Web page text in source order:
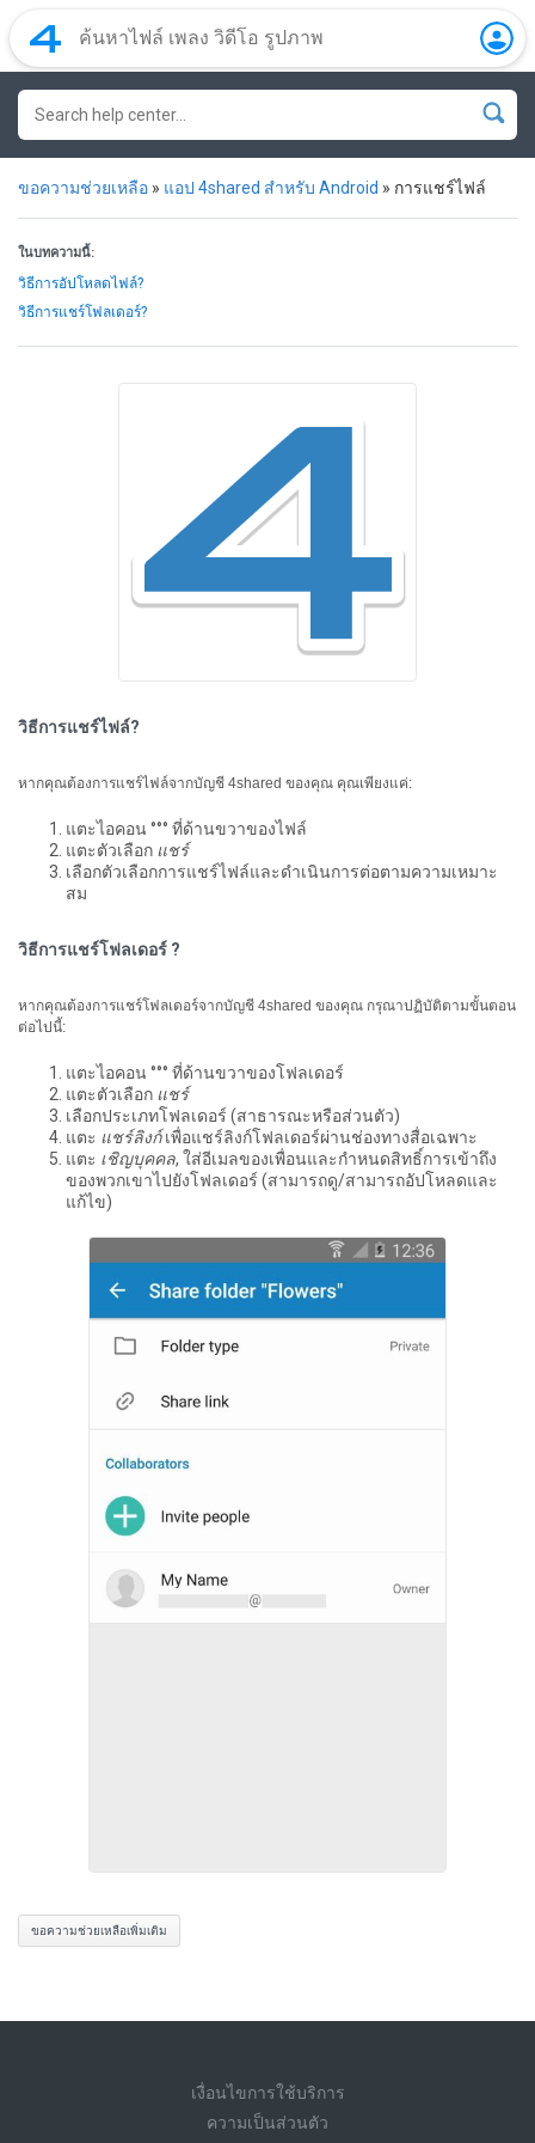
ขอความช่วยเหลือ » แอป 4shared สำหรับ Android » การแชร์ไฟล์
ในบทความนี้:
วิธีการอัปโหลดไฟล์?
วิธีการแชร์โฟลเดอร์?
วิธีการแชร์ไฟล์?
หากคุณต้องการแชร์ไฟล์จากบัญชี 4shared ของคุณ คุณเพียงแค่:
แตะไอคอน °°° ที่ด้านขวาของไฟล์
แตะตัวเลือก แชร์
เลือกตัวเลือกการแชร์ไฟล์และดำเนินการต่อตามความเหมาะ
สม
วิธีการแชร์โฟลเดอร์ ?
หากคุณต้องการแชร์โฟลเดอร์จากบัญชี 4shared ของคุณ กรุณาปฏิบัติตามขั้นตอน
ต่อไปนี้:
แตะไอคอน °°° ที่ด้านขวาของโฟลเดอร์
แตะตัวเลือก แชร์
เลือกประเภทโฟลเดอร์ (สาธารณะหรือส่วนตัว)
แตะ แชร์ลิงก์เพื่อแชร์ลิงก์โฟลเดอร์ผ่านช่องทางสื่อเฉพาะ
แตะ เชิญบุคคล, ใส่อีเมลของเพื่อนและกำหนดสิทธิ์การเข้าถึง
ของพวกเขาไปยังโฟลเดอร์ (สามารถดู/สามารถอัปโหลดและ
แก้ไข)
ขอความช่วยเหลือเพิ่มเติม
เงื่อนไขการใช้บริการ
ความเป็นส่วนตัว